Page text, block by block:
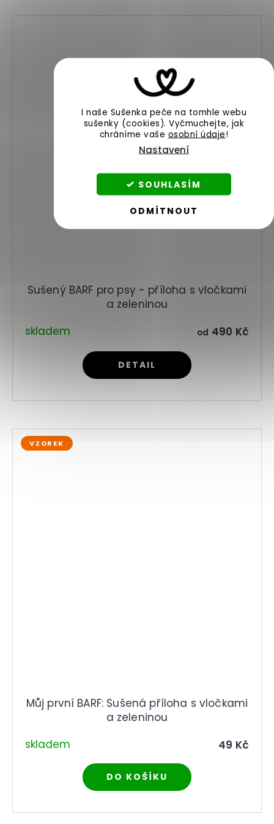
I naše Sušenka peče na tomhle webu
sušenky (cookies).Vyčmuchejte, jak
chráníme vaše osobní údaje!
Nastavení
ODMÍTNOUT
SOUHLASÍM
Sušený BARF pro psy - příloha s vločkami
a zeleninou
skladem
od 490 Kč
DETAIL
VZOREK
Můj první BARF: Sušená příloha s vločkami
a zeleninou
skladem
49 Kč
DO KOŠÍKU